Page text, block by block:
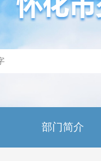
部门简介